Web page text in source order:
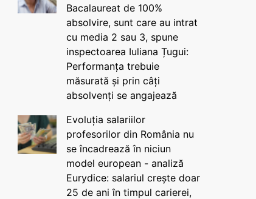
Bacalaureat de 100%
absolvire, sunt care au intrat
cu media 2 sau 3, spune
inspectoarea Iuliana Țugui:
Performanța trebuie
măsurată și prin câți
absolvenți se angajează
Evoluția salariilor
profesorilor din România nu
se încadrează în niciun
model european - analiză
Eurydice: salariul crește doar
25 de ani în timpul carierei,